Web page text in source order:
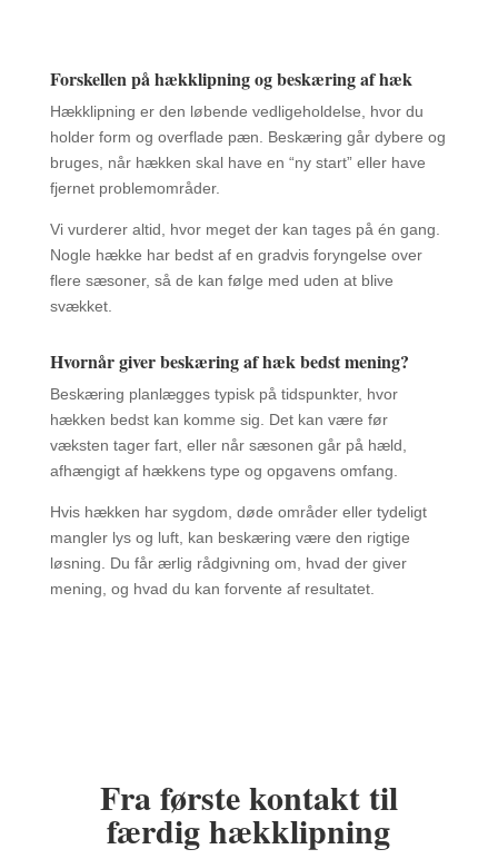
Forskellen på hækklipning og beskæring af hæk
Hækklipning er den løbende vedligeholdelse, hvor du
holder form og overflade pæn. Beskæring går dybere og
bruges, når hækken skal have en “ny start” eller have
fjernet problemområder.
Vi vurderer altid, hvor meget der kan tages på én gang.
Nogle hække har bedst af en gradvis foryngelse over
flere sæsoner, så de kan følge med uden at blive
svækket.
Hvornår giver beskæring af hæk bedst mening?
Beskæring planlægges typisk på tidspunkter, hvor
hækken bedst kan komme sig. Det kan være før
væksten tager fart, eller når sæsonen går på hæld,
afhængigt af hækkens type og opgavens omfang.
Hvis hækken har sygdom, døde områder eller tydeligt
mangler lys og luft, kan beskæring være den rigtige
løsning. Du får ærlig rådgivning om, hvad der giver
mening, og hvad du kan forvente af resultatet.
Fra første kontakt til
færdig hækklipning